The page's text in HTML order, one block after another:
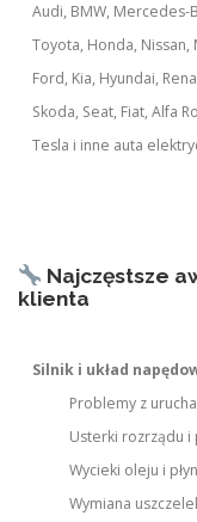
Audi, BMW, Mercedes-
Toyota, Honda, Nissan,
Ford, Kia, Hyundai,
Skoda, Seat, Fiat, Alfa
Tesla i inne auta
Najczęstsze
klienta
Silnik i układ
Problemy z
Usterki rozrządu i
Wycieki oleju i
Wymiana